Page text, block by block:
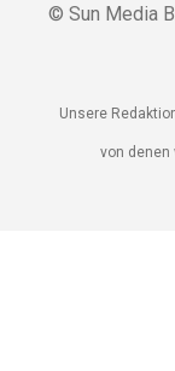
© Sun Media
Unsere
von denen